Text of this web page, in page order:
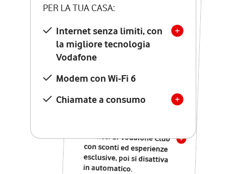
PER LA TUA CASA:
Internet senza limiti, con
la migliore tecnologia
Vodafone
Modem con Wi-Fi 6
Chiamate a consumo
PER LA TUA CASA:
Internet senza limiti, con
la migliore tecnologia
Vodafone
Modem Seven con Wi-Fi 7
Chiamate illimitate verso
numeri fissi e mobili
nazionali
12 mesi di Vodafone Club
con sconti ed esperienze
esclusive, poi si disattiva
in automatico.